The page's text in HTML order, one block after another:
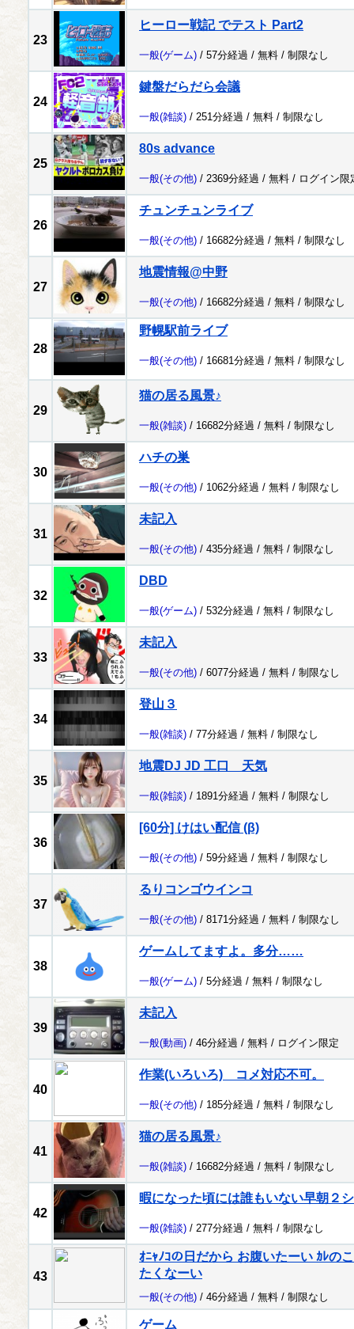
23
ヒーロー戦記 でテスト Part2
一般(ゲーム) / 57分経過 / 無料 / 制限なし
24
鍵盤だらだら会議
一般(雑談) / 251分経過 / 無料 / 制限なし
25
80s advance
一般(その他) / 2369分経過 / 無料 / ログイン限
26
チュンチュンライブ
一般(その他) / 16682分経過 / 無料 / 制限なし
27
地震情報@中野
一般(その他) / 16682分経過 / 無料 / 制限なし
28
野幌駅前ライブ
一般(その他) / 16681分経過 / 無料 / 制限なし
29
猫の居る風景♪
一般(雑談) / 16682分経過 / 無料 / 制限なし
30
ハチの巣
一般(その他) / 1062分経過 / 無料 / 制限なし
31
未記入
一般(その他) / 435分経過 / 無料 / 制限なし
32
DBD
一般(ゲーム) / 532分経過 / 無料 / 制限なし
33
未記入
一般(その他) / 6077分経過 / 無料 / 制限なし
34
登山３
一般(雑談) / 77分経過 / 無料 / 制限なし
35
地震DJ JD 工口 天気
一般(雑談) / 1891分経過 / 無料 / 制限なし
36
[60分] けはい配信 (β)
一般(その他) / 59分経過 / 無料 / 制限なし
37
るりコンゴウインコ
一般(その他) / 8171分経過 / 無料 / 制限なし
38
ゲームしてますよ。多分……
一般(ゲーム) / 5分経過 / 無料 / 制限なし
39
未記入
一般(動画) / 46分経過 / 無料 / ログイン限定
40
作業(いろいろ) コメ対応不可。
一般(その他) / 185分経過 / 無料 / 制限なし
41
猫の居る風景♪
一般(雑談) / 16682分経過 / 無料 / 制限なし
42
暇になった頃には誰もいない早朝２
一般(雑談) / 277分経過 / 無料 / 制限なし
43
ｵﾆｬﾉｺの日だから お腹いたーい ｶﾚの
たくなーい
一般(その他) / 46分経過 / 無料 / 制限なし
ゲーム